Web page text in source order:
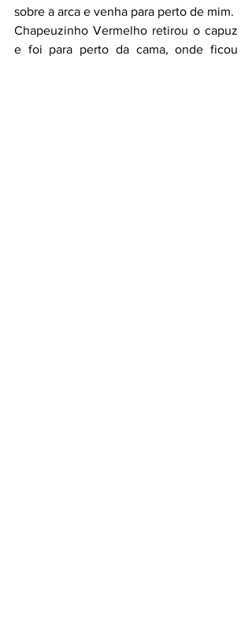
sobre a arca e venha para perto de mim.
Chapeuzinho Vermelho retirou o capuz
e foi para perto da cama, onde ficou